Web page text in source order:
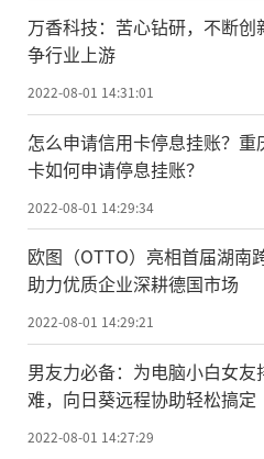
万香科技：苦心钻研，不断创
争行业上游
2022-08-01 14:31:01
怎么申请信用卡停息挂账？重
卡如何申请停息挂账？
2022-08-01 14:29:34
欧图（OTTO）亮相首届湖南
助力优质企业深耕德国市场
2022-08-01 14:29:21
男友力必备：为电脑小白女友
难，向日葵远程协助轻松搞定
2022-08-01 14:27:29